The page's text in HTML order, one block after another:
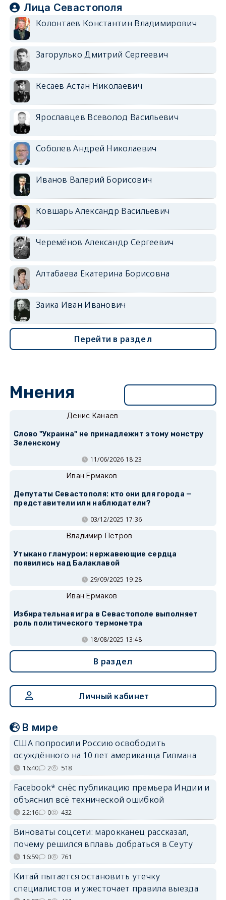
Лица Севастополя
Колонтаев Константин Владимирович
Загорулько Дмитрий Сергеевич
Кесаев Астан Николаевич
Ярославцев Всеволод Васильевич
Соболев Андрей Николаевич
Иванов Валерий Борисович
Ковшарь Александр Васильевич
Черемёнов Александр Сергеевич
Алтабаева Екатерина Борисовна
Заика Иван Иванович
Перейти в раздел
Мнения
Денис Канаев
Слово "Украина" не принадлежит этому монстру
Зеленскому
11/06/2026 18:23
Иван Ермаков
Депутаты Севастополя: кто они для города —
представители или наблюдатели?
03/12/2025 17:36
Владимир Петров
Утыкано гламуром: нержавеющие сердца
появились над Балаклавой
29/09/2025 19:28
Иван Ермаков
Избирательная игра в Севастополе выполняет
роль политического термометра
18/08/2025 13:48
В раздел
Личный кабинет
В мире
США попросили Россию освободить
осуждённого на 10 лет американца Гилмана
16:40 2 518
Facebook* снёс публикацию премьера Индии и
объяснил всё технической ошибкой
22:16 0 432
Виноваты соцсети: марокканец рассказал,
почему решился вплавь добраться в Сеуту
16:59 0 761
Китай пытается остановить утечку
специалистов и ужесточает правила выезда